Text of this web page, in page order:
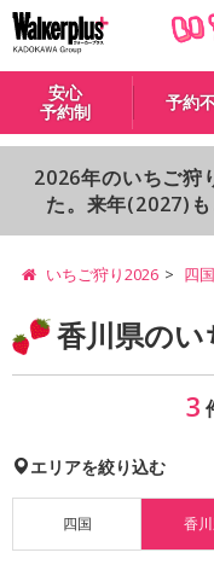
安心
予約制
予約
2026年のいちご狩
た。来年(2027)も
いちご狩り2026 四
香川県の
3
エリアを絞り込む
四国 香